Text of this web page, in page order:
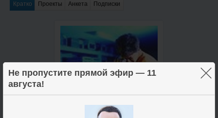
Не пропустите прямой эфир — 11
августа!
×
Кратко Проекты Анкета Подписки